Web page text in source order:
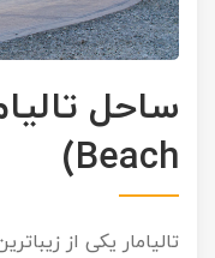
Beach)
تالیامار یکی از